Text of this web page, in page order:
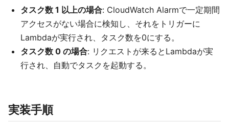
タスク数 1 以上の場合: CloudWatch Alarmで一定期間
アクセスがない場合に検知し、それをトリガーに
Lambdaが実行され、タスク数を0にする。
タスク数 0 の場合: リクエストが来るとLambdaが実
行され、自動でタスクを起動する。
実装手順